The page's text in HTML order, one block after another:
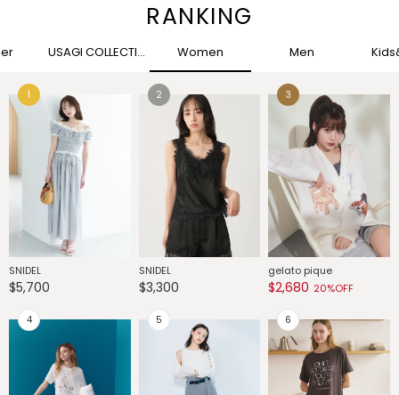
RANKING
USAGI COLLECTION Women Men
SNIDEL
$5,700
SNIDEL
$3,300
gelato pique
$2,680 20%OFF